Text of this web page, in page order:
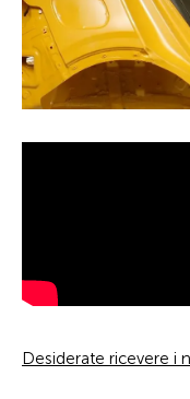
Desiderate ricevere i